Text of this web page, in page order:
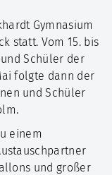
Gymnasium
statt. Vom 15. bis
Schüler der
folgte dann der
und Schüler
einem
und großer